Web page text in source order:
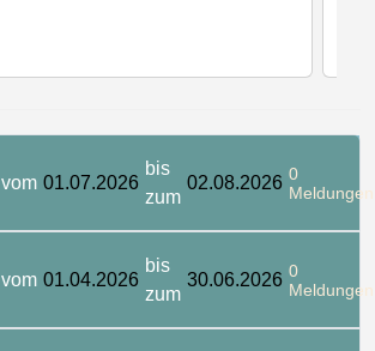
vom 01.07.2026
bis
zum
02.08.2026 0
Meldungen
vom 01.04.2026
bis
zum
30.06.2026 0
Meldungen